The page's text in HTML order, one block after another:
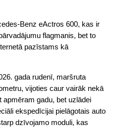
Benz eActros 600, kas ir
flagmanis, bet to
pazīstams kā
gada rudenī, maršruta
vijoties caur vairāk nekā
gadu, bet uzlādei
ekspedīcijai pielāgotais auto
dzīvojamo moduli, kas